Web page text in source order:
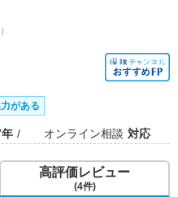
がある
オンライン相談 対応
高評価レビュー
(4件)